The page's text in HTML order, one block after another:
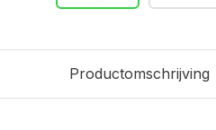
Productomschrijving